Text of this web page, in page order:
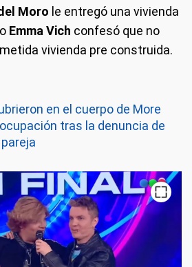
Moro le entregó una vivienda
Emma Vich confesó que no
vivienda pre construida.
en el cuerpo de More
tras la denuncia de